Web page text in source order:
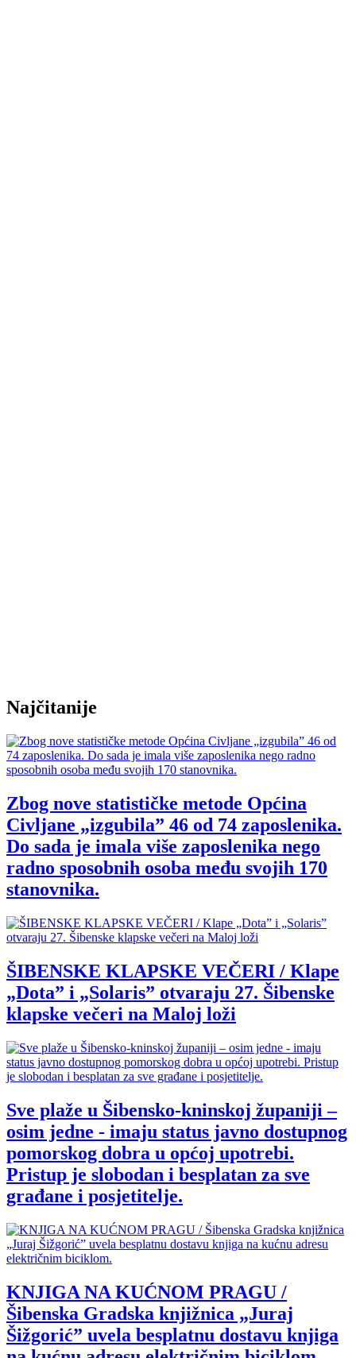
Najčitanije
Zbog nove statističke metode Općina
Civljane „izgubila” 46 od 74 zaposlenika.
Do sada je imala više zaposlenika nego
radno sposobnih osoba među svojih 170
stanovnika.
ŠIBENSKE KLAPSKE VEČERI / Klape
„Dota” i „Solaris” otvaraju 27. Šibenske
klapske večeri na Maloj loži
Sve plaže u Šibensko-kninskoj županiji –
osim jedne - imaju status javno dostupnog
pomorskog dobra u općoj upotrebi.
Pristup je slobodan i besplatan za sve
građane i posjetitelje.
KNJIGA NA KUĆNOM PRAGU /
Šibenska Gradska knjižnica „Juraj
Šižgorić” uvela besplatnu dostavu knjiga